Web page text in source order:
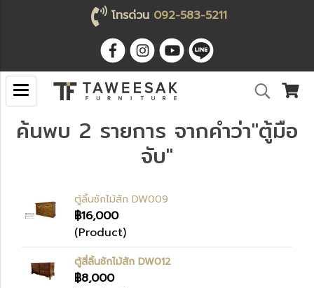
โทรด่วน 092-583-5211
ค้นพบ 2 รายการ จากคำว่า"ตู้มือ
จับ"
ตู้ลิ้นชักไม้สัก DW009
฿16,000
(Product)
ตู้สี่ลิ้นชักไม้สัก DW012
฿8,000